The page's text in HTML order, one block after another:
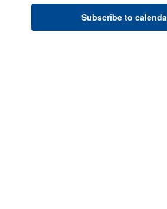
Subscribe to